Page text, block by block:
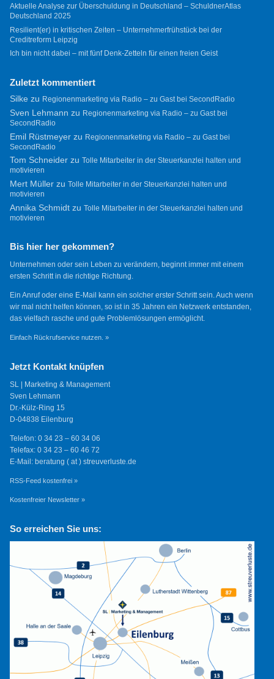
Aktuelle Analyse zur Überschuldung in Deutschland – SchuldnerAtlas
Deutschland 2025
Resilient(er) in kritischen Zeiten – Unternehmerfrühstück bei der
Creditreform Leipzig
Ich bin nicht dabei – mit fünf Denk-Zetteln für einen freien Geist
Zuletzt kommentiert
Silkezu Regionenmarketing via Radio – zu Gast bei SecondRadio
Sven Lehmann zu Regionenmarketing via Radio – zu Gast bei
SecondRadio
Emil Rüstmeyerzu Regionenmarketing via Radio – zu Gast bei
SecondRadio
Tom Schneiderzu Tolle Mitarbeiter in der Steuerkanzlei halten und
motivieren
Mert Müllerzu Tolle Mitarbeiter in der Steuerkanzlei halten und
motivieren
Annika Schmidtzu Tolle Mitarbeiter in der Steuerkanzlei halten und
motivieren
Bis hier her gekommen?
Unternehmen oder sein Leben zu verändern, beginnt immer mit einem
ersten Schritt in die richtige Richtung.
Ein Anruf oder eine E-Mail kann ein solcher erster Schritt sein. Auch wenn
wir mal nicht helfen können, so ist in 35 Jahren ein Netzwerk entstanden,
das vielfach rasche und gute Problemlösungen ermöglicht.
Einfach Rückrufservice nutzen. »
Jetzt Kontakt knüpfen
SL | Marketing & Management
Sven Lehmann
Dr.-Külz-Ring 15
D-04838 Eilenburg
Telefon: 0 34 23 – 60 34 06
Telefax: 0 34 23 – 60 46 72
E-Mail: beratung ( at ) streuverluste.de
RSS-Feed kostenfrei »
Kostenfreier Newsletter »
So erreichen Sie uns: